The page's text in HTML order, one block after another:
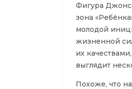
Фигура
зона
молодой
жизненной
их
выглядит
Похоже, что